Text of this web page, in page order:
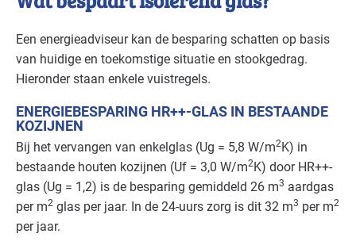
Een energieadviseur kan de besparing schatten op basis
van huidige en toekomstige situatie en stookgedrag.
Hieronder staan enkele vuistregels.
ENERGIEBESPARING HR++-GLAS IN BESTAANDE
KOZIJNEN
Bij het vervangen van enkelglas (Ug = 5,8 W/m2K) in
bestaande houten kozijnen (Uf = 3,0 W/m2K) door HR++-
glas (Ug = 1,2) is de besparing gemiddeld 26 m3 aardgas
per m2 glas per jaar. In de 24-uurs zorg is dit 32 m3 per m2
per jaar.